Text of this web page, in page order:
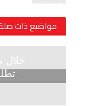
مواضيع ذات
خلال